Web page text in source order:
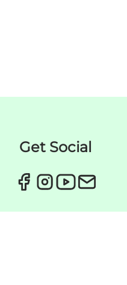
Get Social